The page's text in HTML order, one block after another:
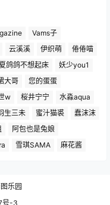
Vams子
云溪溪 伊织萌
倦倦喵
鸽鸽不想起床
妖少you1
大哥
您的蛋蛋
w 桜井宁宁
水淼aqua
生三未 蜜汁猫裘
蠢沫沫
阿包也是兔娘
雪琪SAMA 麻花酱
乐园
号-3